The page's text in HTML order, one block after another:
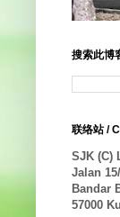
搜索此博
联络站 /
SJK (C)
Jalan
Bandar
57000